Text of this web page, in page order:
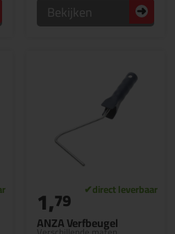
Bekijken
ANZA Verfbeugel
1,79